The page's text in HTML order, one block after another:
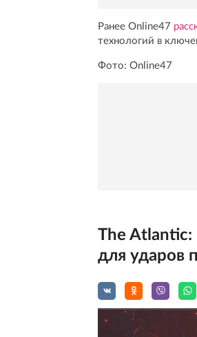
Ранее Online47
технологий в
Фото: Online47
The Atlantic:
для ударов